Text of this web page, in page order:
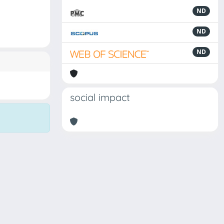
ND
ND
ND
social impact